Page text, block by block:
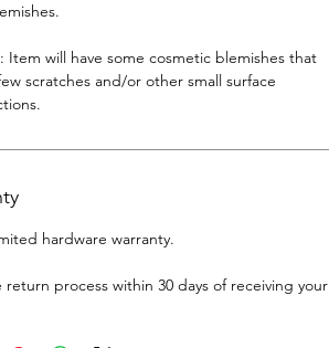
Item will have some cosmetic blemishes that
scratches and/or other small surface
hardware warranty.
return process within 30 days of receiving your